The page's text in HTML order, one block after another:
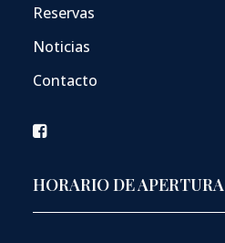
Reservas
Noticias
Contacto
HORARIO DE APERTURA